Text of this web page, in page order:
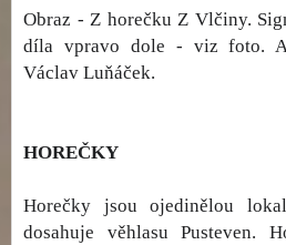
Obraz - Z horečku Z Vlčiny.
díla vpravo dole - viz foto.
Václav Luňáček.
HOREČKY
Horečky jsou ojedinělou
dosahuje věhlasu Pusteven.